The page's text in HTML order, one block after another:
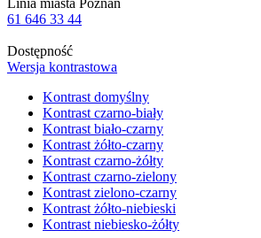
61 646 33 44
Dostępność
Wersja kontrastowa
Kontrast domyślny
Kontrast czarno-biały
Kontrast biało-czarny
Kontrast żółto-czarny
Kontrast czarno-żółty
Kontrast czarno-zielony
Kontrast zielono-czarny
Kontrast żółto-niebieski
Kontrast niebiesko-żółty